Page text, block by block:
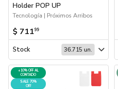
Catálogos
Sé partner
Holder POP UP
Tecnología | Próximos Arribos
$ 71199
Stock 36.715 un.
+10% OFF AL
CONTADO
SALE 70%
OFF